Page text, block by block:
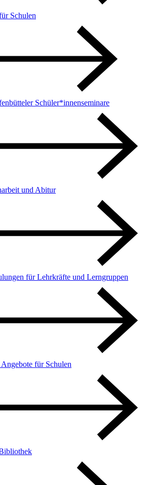
Schulen
Schüler*innenseminare
und Abitur
für Lehrkräfte und Lerngruppen
für Schulen